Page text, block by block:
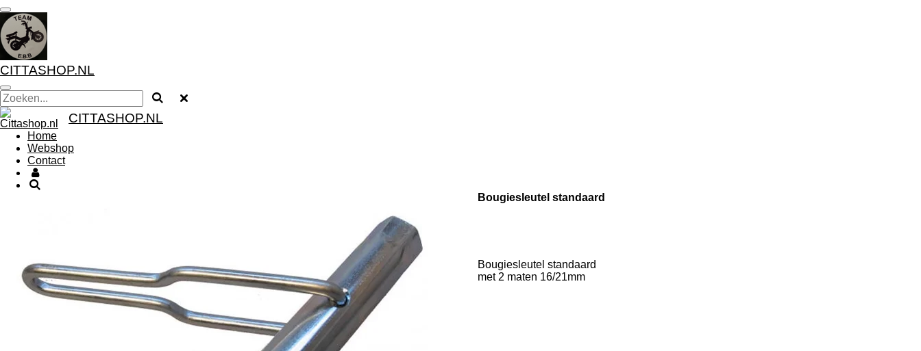
Ga
direct
naar
de
hoofdinhoud
CITTASHOP.NL
CITTASHOP.NL
Home
Webshop
Contact
Bougiesleutel standaard
Bougiesleutel standaard
met 2 maten 16/21mm